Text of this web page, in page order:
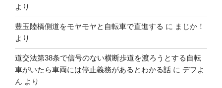
より
豊玉陸橋側道をモヤモヤと自転車で直進する に まじか！
より
道交法第38条で信号のない横断歩道を渡ろうとする自転
車がいたら車両には停止義務があるとわかる話 に デフよ
ん より